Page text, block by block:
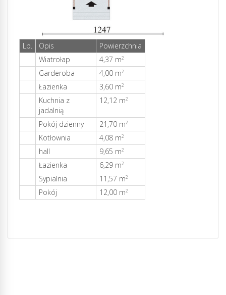
Lp. Opis
Powierzchnia
Wiatrołap
4,37 m2
Garderoba 4,00 m2
Łazienka 3,60 m2
Kuchnia z
jadalnią
12,12 m2
Pokój dzienny 21,70 m2
Kotłownia 4,08 m2
hall 9,65 m2
Łazienka 6,29 m2
Sypialnia 11,57 m2
Pokój 12,00 m2